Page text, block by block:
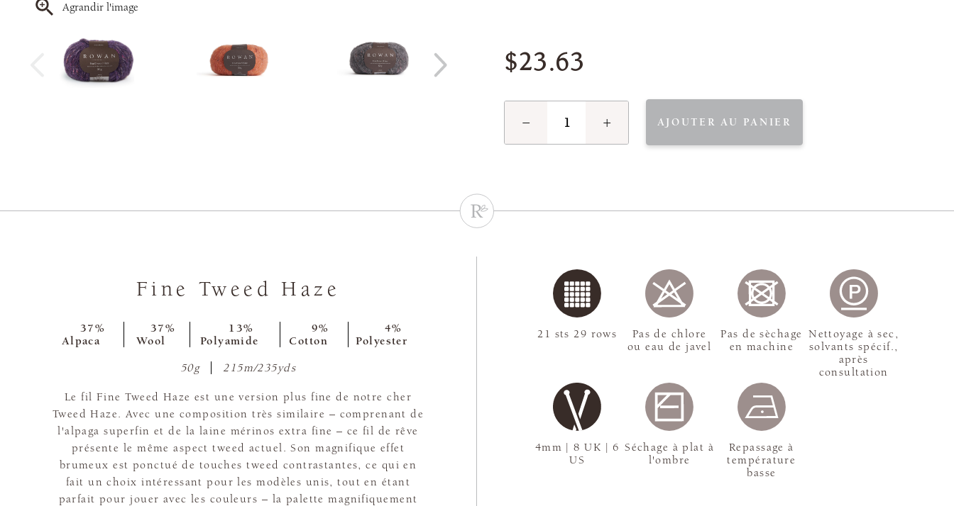
Agrandir l'image
$23.63
− + AJOUTER AU PANIER
Fine Tweed Haze
37%
Alpaca
37%
Wool
13%
Polyamide
9%
Cotton
4%
Polyester
50g 215m/235yds
Le fil Fine Tweed Haze est une version plus fine de notre cher
Tweed Haze. Avec une composition très similaire – comprenant de
l'alpaga superfin et de la laine mérinos extra fine – ce fil de rêve
présente le même aspect tweed actuel. Son magnifique effet
brumeux est ponctué de touches tweed contrastantes, ce qui en
fait un choix intéressant pour les modèles unis, tout en étant
parfait pour jouer avec les couleurs – la palette magnifiquement
4mm | 8 UK | 6
US
21 sts 29 rows
Pas de chlore
ou eau de javel
Pas de sèchage
en machine
Nettoyage à sec,
solvants spécif.,
après
consultation
Séchage à plat à
l'ombre
Repassage à
température
basse